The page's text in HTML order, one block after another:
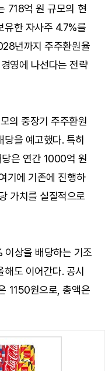
718억 원 규모의 현
유한 자사주 4.7%를
년까지 주주환원율
영에 나선다는 전략
의 중장기 주주환원
을 예고했다. 특히
은 연간 1000억 원
기에 기존에 진행하
가치를 실질적으로
상을 배당하는 기조
도 이어간다. 공시
1150원으로, 총액은